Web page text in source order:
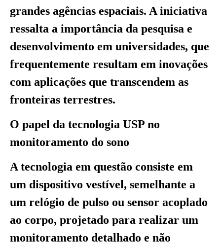
grandes agências espaciais. A iniciativa
ressalta a importância da pesquisa e
desenvolvimento em universidades, que
frequentemente resultam em inovações
com aplicações que transcendem as
fronteiras terrestres.
O papel da tecnologia USP no
monitoramento do sono
A tecnologia em questão consiste em
um dispositivo vestível, semelhante a
um relógio de pulso ou sensor acoplado
ao corpo, projetado para realizar um
monitoramento detalhado e não